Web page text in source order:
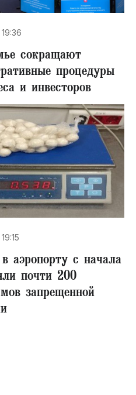
сокращают
процедуры
и инвесторов
аэропорту с начала
почти 200
запрещенной